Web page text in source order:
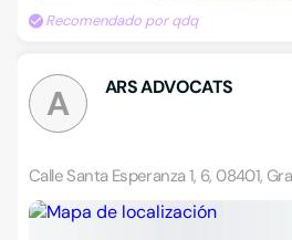
Recomendado por qdq
A ARS ADVOCATS
Calle Santa Esperanza 1, 6, 08401,